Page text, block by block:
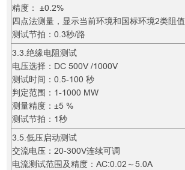
精度： ±0.2%
四点法测量，显示当前环境和国标环境2类阻值
测试节拍：0.3秒/路
3.3.绝缘电阻测试
电压选择：DC 500V /1000V
测试时间：0.5-100 秒
判定范围：1-1000 MW
测量精度：±5 %
测试节拍：1秒
3.5.低压启动测试
交流电压：20-300V连续可调
电流测试范围及精度：AC:0.02～5.0A